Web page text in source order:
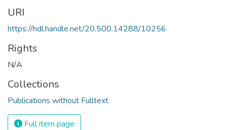
URI
https://hdl.handle.net/20.500.14288/10256
Rights
N/A
Collections
Publications without Fulltext
Full item page